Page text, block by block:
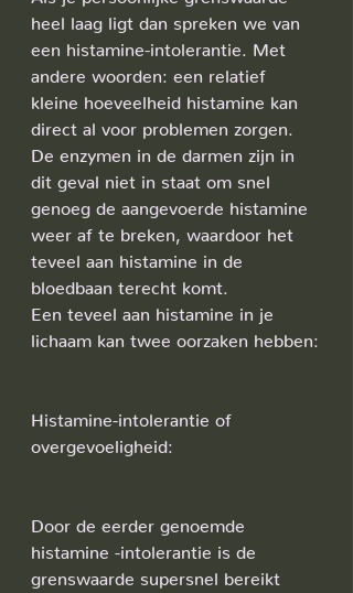
heel laag ligt dan spreken we van
een histamine-intolerantie. Met
andere woorden: een relatief
kleine hoeveelheid histamine kan
direct al voor problemen zorgen.
De enzymen in de darmen zijn in
dit geval niet in staat om snel
genoeg de aangevoerde histamine
weer af te breken, waardoor het
teveel aan histamine in de
bloedbaan terecht komt.
Een teveel aan histamine in je
lichaam kan twee oorzaken hebben:
Histamine-intolerantie of
overgevoeligheid:
Door de eerder genoemde
histamine -intolerantie is de
grenswaarde supersnel bereikt